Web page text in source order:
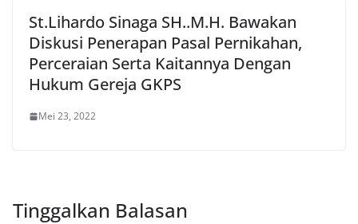
St.Lihardo Sinaga SH..M.H. Bawakan
Diskusi Penerapan Pasal Pernikahan,
Perceraian Serta Kaitannya Dengan
Hukum Gereja GKPS
Mei 23, 2022
Tinggalkan Balasan